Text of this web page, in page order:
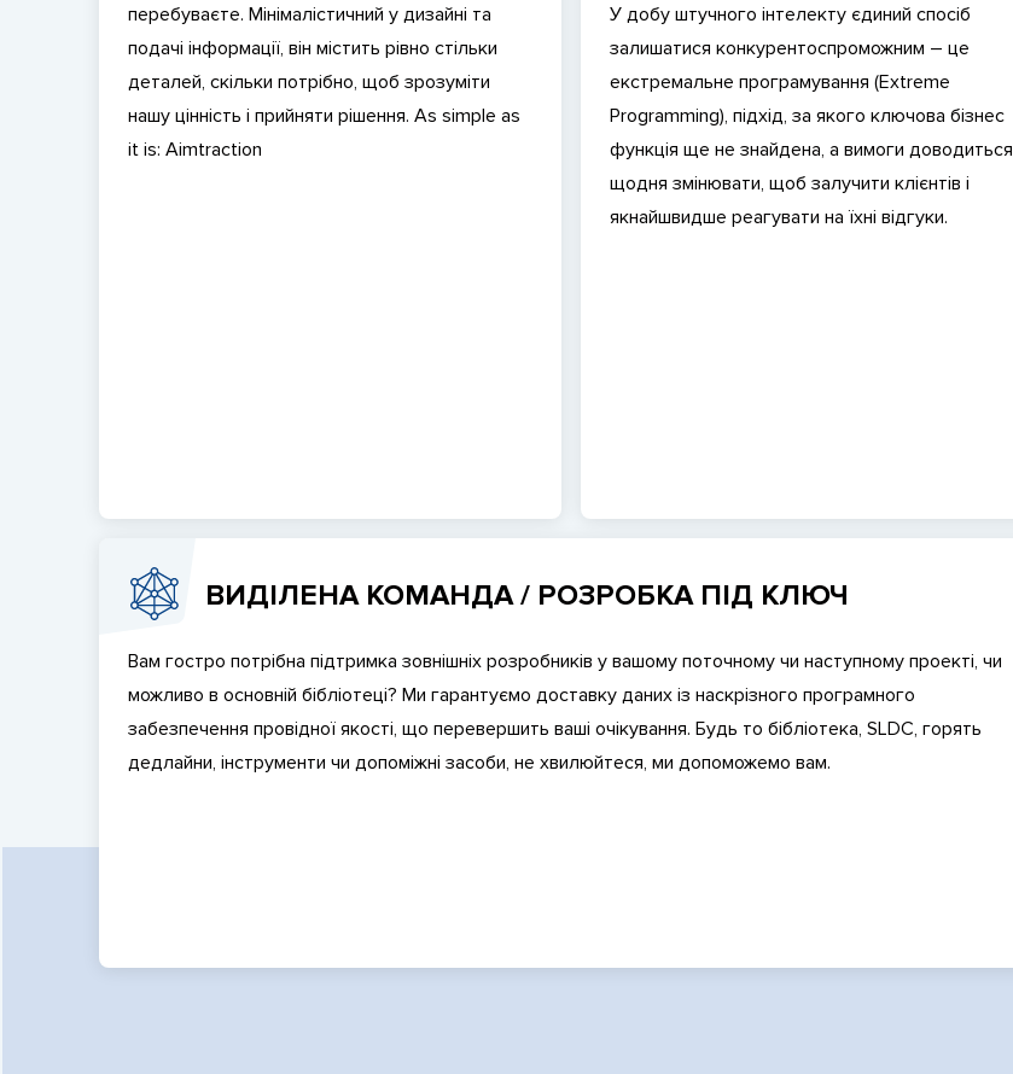
перебуваєте. Мінімалістичний у дизайні та
подачі інформації, він містить рівно стільки
деталей, скільки потрібно, щоб зрозуміти
нашу цінність і прийняти рішення. As simple as
it is: Aimtraction
У добу штучного інтелекту єдиний спосіб
залишатися конкурентоспроможним – це
екстремальне програмування (Extreme
Programming), підхід, за якого ключова бізнес
функція ще не знайдена, а вимоги доводиться
щодня змінювати, щоб залучити клієнтів і
якнайшвидше реагувати на їхні відгуки.
ВИДІЛЕНА КОМАНДА / РОЗРОБКА ПІД КЛЮЧ
Вам гостро потрібна підтримка зовнішніх розробників у вашому поточному чи наступному проекті, чи
можливо в основній бібліотеці? Ми гарантуємо доставку даних із наскрізного програмного
забезпечення провідної якості, що перевершить ваші очікування. Будь то бібліотека, SLDC, горять
дедлайни, інструменти чи допоміжні засоби, не хвилюйтеся, ми допоможемо вам.